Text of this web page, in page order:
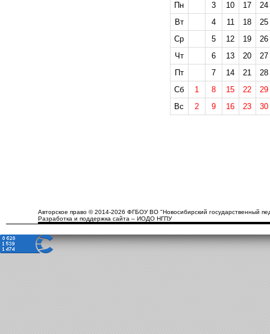
Пн
3 10 17
24
Вт
4 11 18
25
Ср
5 12 19
26
Чт
6 13 20
27
Пт
7 14 21
28
Сб
1 8 15 22
29
Вс
2 9 16 23 30
Авторское право © 2014-2026 ФГБОУ ВО "Новосибирский государственный
Разработка и поддержка сайта – ИОДО НГПУ